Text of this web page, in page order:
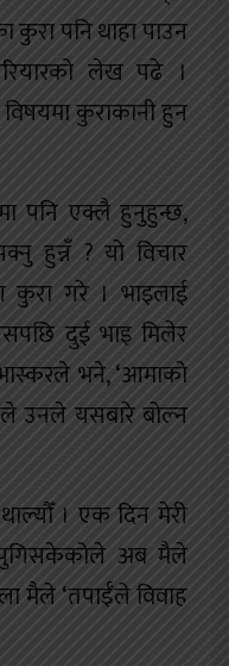
पनि थाहा पाउन
लेख पढे ।
कुराकानी हुन
पनि एक्लै हुनुहुन्छ,
हुन्नँ ? यो विचार
गरे । भाइलाई
दुई भाइ मिलेर
भने, ‘आमाको
उनले यसबारे बोल्न
। एक दिन मेरी
अब मैले
मैले ‘तपाईँले विवाह